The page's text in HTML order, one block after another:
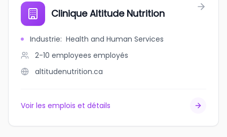
Clinique Altitude Nutrition
Industrie: Health and Human Services
2-10 employees employés
altitudenutrition.ca
Voir les emplois et détails